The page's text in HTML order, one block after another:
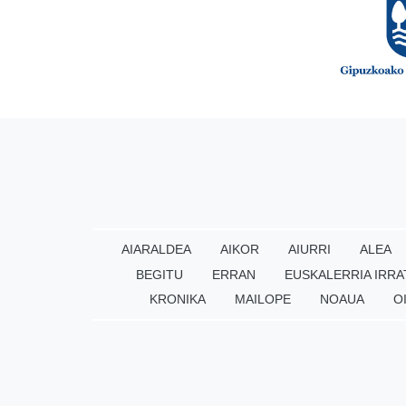
AIARALDEA AIKOR AIURRI ALEA
BEGITU
ERRAN EUSKALERRIA
KRONIKA
MAILOPE NOAUA